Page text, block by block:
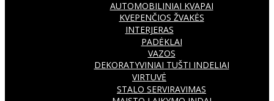
AUTOMOBILINIAI KVAPAI
KVEPENČIOS ŽVAKĖS
INTERJERAS
PADĖKLAI
VAZOS
DEKORATYVINIAI TUŠTI INDELIAI
VIRTUVĖ
STALO SERVIRAVIMAS